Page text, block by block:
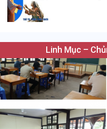
Linh Mục –